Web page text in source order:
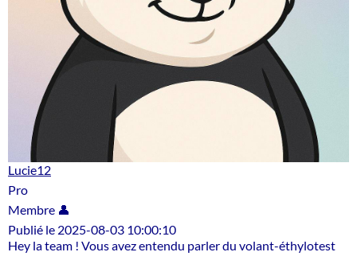
Lucie12
Pro
Membre 👤
Publié le 2025-08-03 10:00:10
Hey la team ! Vous avez entendu parler du volant-éthylotest